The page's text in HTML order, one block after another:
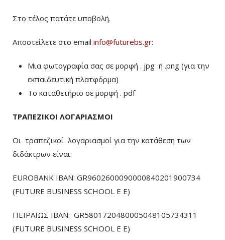
Στο τέλος πατάτε υποβολή.
Αποστείλετε στο email info@futurebs.gr:
Μια φωτογραφία σας σε μορφή . jpg ή .png (για την
εκπαιδευτική πλατφόρμα)
To καταθετήριο σε μορφή . pdf
ΤΡΑΠΕΖΙΚΟΙ ΛΟΓΑΡΙΑΣΜΟΙ
Οι τραπεζικοί λογαριασμοί για την κατάθεση των
διδάκτρων είναι:
EUROBANK IBAN: GR9602600090000840201900734
(FUTURE BUSINESS SCHOOL E E)
ΠΕΙΡΑΙΩΣ ΙΒΑΝ: GR5801720480005048105734311
(FUTURE BUSINESS SCHOOL E E)